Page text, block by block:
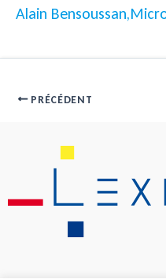
Alain
PRÉCÉDENT